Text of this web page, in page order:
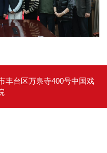
丰台区万泉寺400号中国戏